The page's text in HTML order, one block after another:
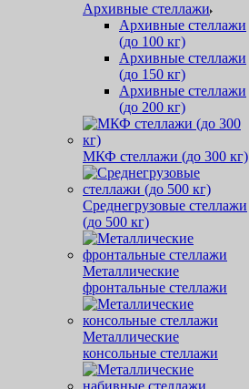
Архивные стеллажи
Архивные стеллажи
(до 100 кг)
Архивные стеллажи
(до 150 кг)
Архивные стеллажи
(до 200 кг)
МКФ стеллажи (до 300 кг)
Среднегрузовые стеллажи
(до 500 кг)
Металлические
фронтальные стеллажи
Металлические
консольные стеллажи